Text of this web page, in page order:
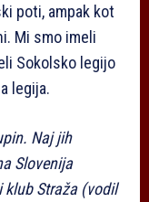
poti, ampak kot
Mi smo imeli
Sokolsko legijo
legija.
Naj jih
Slovenija
klub Straža (vodil